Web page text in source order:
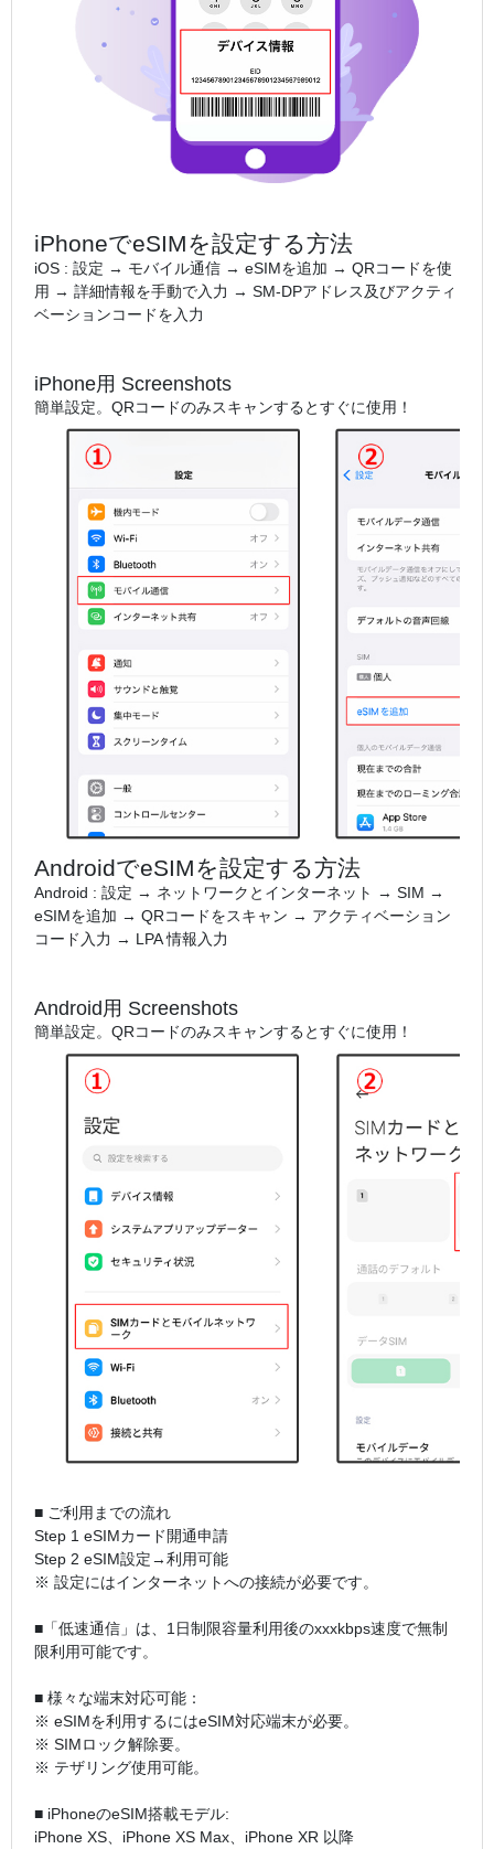
iPhoneでeSIMを設定する方法
iOS : 設定 → モバイル通信 → eSIMを追加 → QRコードを使
用 → 詳細情報を手動で入力 → SM-DPアドレス及びアクティ
ベーションコードを入力
iPhone用 Screenshots
簡単設定。QRコードのみスキャンするとすぐに使用！
AndroidでeSIMを設定する方法
Android : 設定 → ネットワークとインターネット → SIM →
eSIMを追加 → QRコードをスキャン → アクティベーション
コード入力 → LPA 情報入力
Android用 Screenshots
簡単設定。QRコードのみスキャンするとすぐに使用！
■ ご利用までの流れ
Step 1 eSIMカード開通申請
Step 2 eSIM設定→利用可能
※ 設定にはインターネットへの接続が必要です。
■「低速通信」は、1日制限容量利用後のxxxkbps速度で無制
限利用可能です。
■ 様々な端末対応可能：
※ eSIMを利用するにはeSIM対応端末が必要。
※ SIMロック解除要。
※ テザリング使用可能。
■ iPhoneのeSIM搭載モデル:
iPhone XS、iPhone XS Max、iPhone XR 以降